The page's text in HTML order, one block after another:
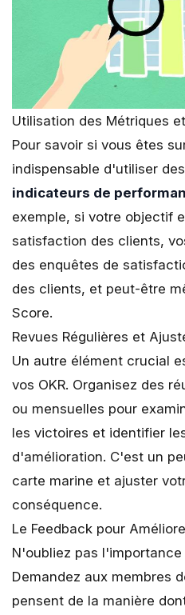
Utilisation des Métriques
Pour savoir si vous êtes
indispensable d'utiliser des
indicateurs de
exemple, si votre objectif
satisfaction des clients,
des enquêtes de
des clients, et peut-être
Score.
Revues Régulières et
Un autre élément crucial
vos OKR. Organisez des
ou mensuelles pour
les victoires et identifier
d'amélioration. C'est un
carte marine et ajuster
conséquence.
Le Feedback pour
N'oubliez pas l'importance
Demandez aux membres
pensent de la manière